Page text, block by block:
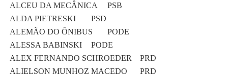
ALCEU DA MECÂNICA
PSB
ALDA PIETRESKI
PSD
ALEMÃO DO ÔNIBUS
PODE
ALESSA BABINSKI
PODE
ALEX FERNANDO SCHROEDER
PRD
ALIELSON MUNHOZ MACEDO
PRD